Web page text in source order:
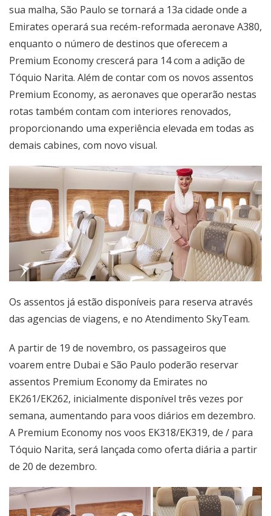
sua malha, São Paulo se tornará a 13a cidade onde a
Emirates operará sua recém-reformada aeronave A380,
enquanto o número de destinos que oferecem a
Premium Economy crescerá para 14 com a adição de
Tóquio Narita. Além de contar com os novos assentos
Premium Economy, as aeronaves que operarão nestas
rotas também contam com interiores renovados,
proporcionando uma experiência elevada em todas as
demais cabines, com novo visual.
Os assentos já estão disponíveis para reserva através
das agencias de viagens, e no Atendimento SkyTeam.
A partir de 19 de novembro, os passageiros que
voarem entre Dubai e São Paulo poderão reservar
assentos Premium Economy da Emirates no
EK261/EK262, inicialmente disponível três vezes por
semana, aumentando para voos diários em dezembro.
A Premium Economy nos voos EK318/EK319, de / para
Tóquio Narita, será lançada como oferta diária a partir
de 20 de dezembro.